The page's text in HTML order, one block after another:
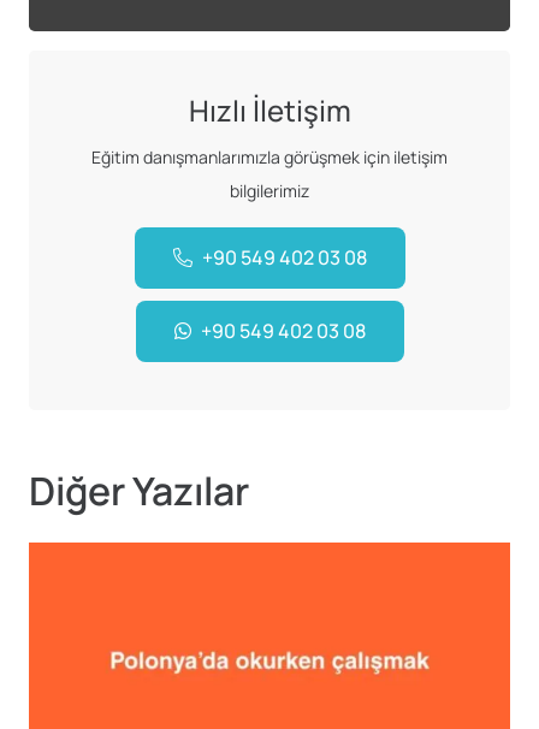
Hızlı İletişim
Eğitim danışmanlarımızla görüşmek için iletişim
bilgilerimiz
+90 549 402 03 08
+90 549 402 03 08
Diğer Yazılar